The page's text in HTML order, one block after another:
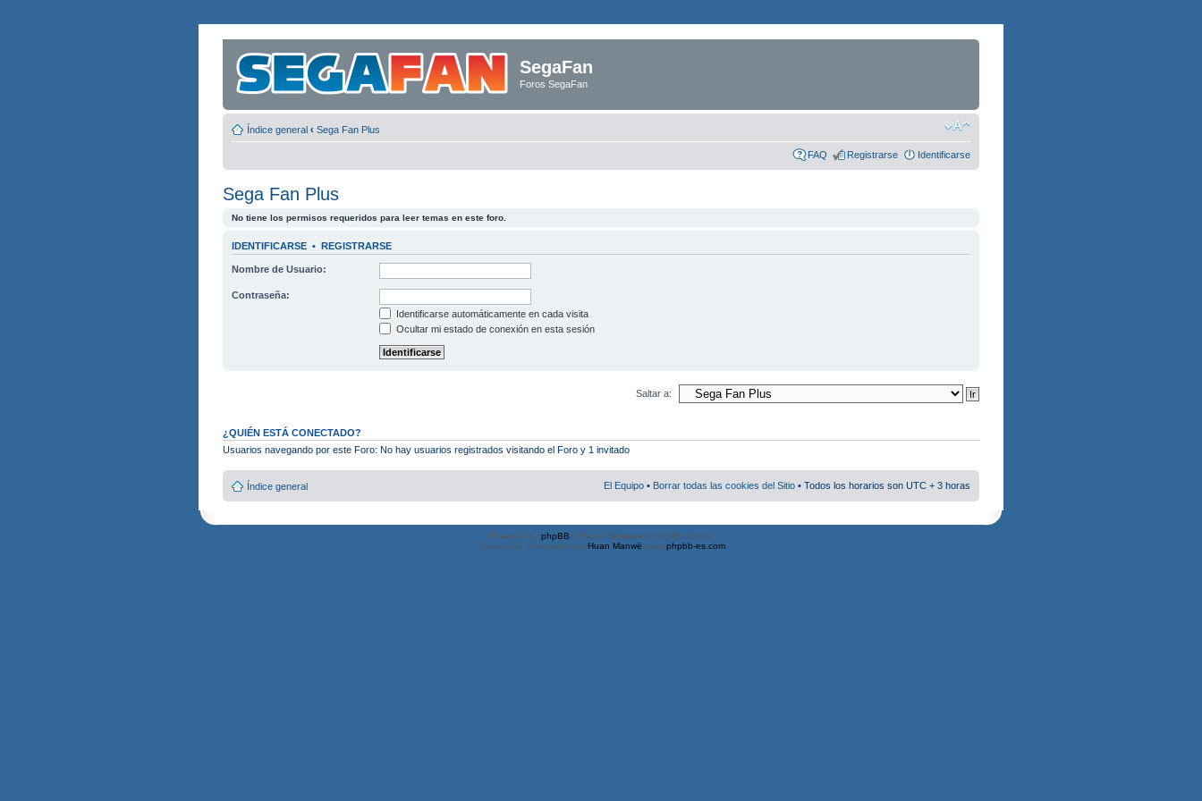
SegaFan
Foros SegaFan
Índice general ‹ Sega Fan Plus
FAQ Registrarse Identificarse
Sega Fan Plus
No tiene los permisos requeridos para leer temas en este foro.
IDENTIFICARSE • REGISTRARSE
Nombre de Usuario:
Contraseña:
Identificarse automáticamente en cada visita
Ocultar mi estado de conexión en esta sesión
Saltar a:
¿QUIÉN ESTÁ CONECTADO?
Usuarios navegando por este Foro: No hay usuarios registrados visitando el Foro y 1 invitado
Índice general El Equipo • Borrar todas las cookies del Sitio • Todos los horarios son UTC + 3 horas
Powered by phpBB® Forum Software © phpBB Group
Traducción al español por Huan Manwë para phpbb-es.com